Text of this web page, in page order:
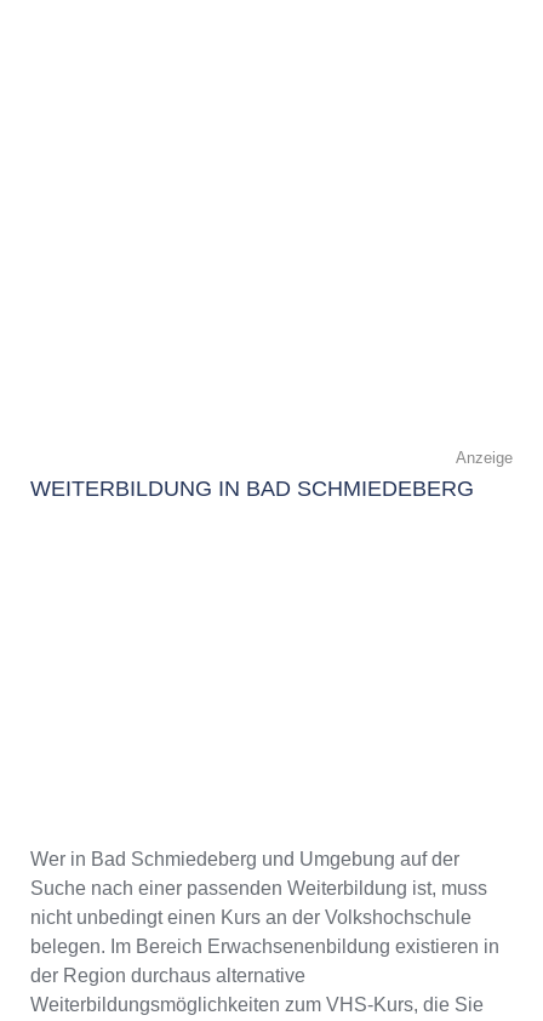
Anzeige
WEITERBILDUNG IN BAD SCHMIEDEBERG
Wer in Bad Schmiedeberg und Umgebung auf der
Suche nach einer passenden Weiterbildung ist, muss
nicht unbedingt einen Kurs an der Volkshochschule
belegen. Im Bereich Erwachsenenbildung existieren in
der Region durchaus alternative
Weiterbildungsmöglichkeiten zum VHS-Kurs, die Sie